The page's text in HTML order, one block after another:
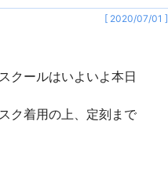
[ 2020/07/01 ]
クールはいよいよ本日
ク着用の上、定刻まで